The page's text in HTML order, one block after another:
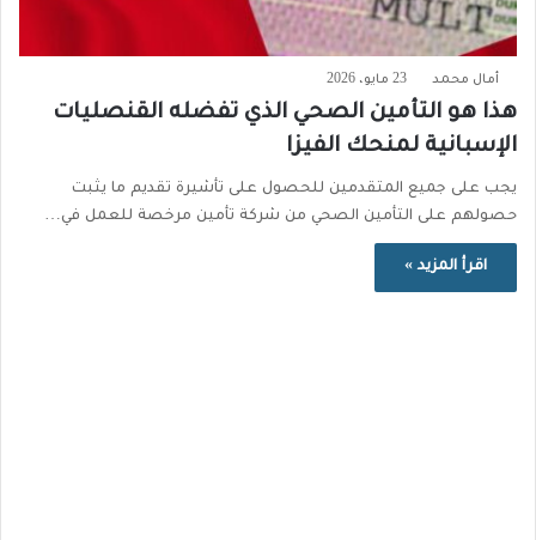
أمال محمد 23 مايو، 2026
هذا هو التأمين الصحي الذي تفضله القنصليات
الإسبانية لمنحك الفيزا
يجب على جميع المتقدمين للحصول على تأشيرة تقديم ما يثبت
حصولهم على التأمين الصحي من شركة تأمين مرخصة للعمل في…
اقرأ المزيد »